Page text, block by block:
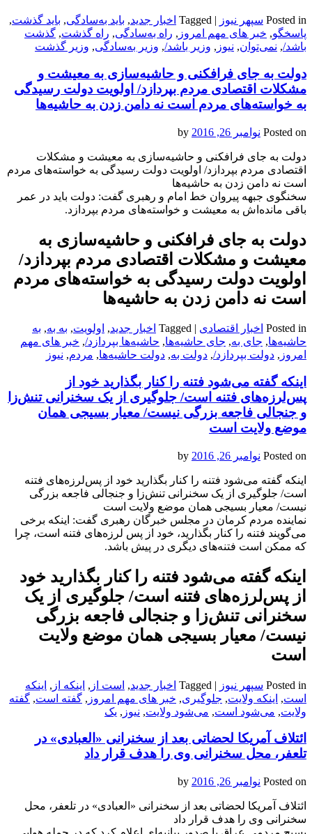
Posted in سپهر نیوز |
Tagged اخبار جدید, باید به‌سادگی, باید گذشت,
پاسخگو, خبر های مهم امروز , راه به‌سادگی, راه گذشت, گذشت
باشد/, نمی‌توان, نیوز , وزیر باشد/, وزیر به‌سادگی, وزیر گذشت
دولت به جای فرافکنی و حاشیه‌سازی به معیشت و
مشکلات اقتصادی مردم بپردازد/ اولویت دولت رسیدگی
به خواسته‌های مردم است نه دامن زدن به حاشیه‌ها
Posted on نوامبر 26, 2016
دولت به جای فرافکنی و حاشیه‌سازی به معیشت و مشکلات
اقتصادی مردم بپردازد/ اولویت دولت رسیدگی به خواسته‌های مردم
است نه دامن زدن به حاشیه‌ها
سخنگوی جبهه پیروان خط امام و رهبری گفت: دولت باید در عمر
باقی‌ مانده‌اش به معیشت و خواسته‌های مردم بپردازد.
دولت به جای فرافکنی و حاشیه‌سازی به
معیشت و مشکلات اقتصادی مردم بپردازد/
اولویت دولت رسیدگی به خواسته‌های مردم
است نه دامن زدن به حاشیه‌ها
Posted in اخبار اقتصادی Tagged اخبار جدید, اولویت, به به, به
حاشیه‌ها, جای به, جای حاشیه‌ها, حاشیه‌ها بپردازد/, خبر های مهم
امروز , دولت بپردازد/, دولت به, دولت حاشیه‌ها, مردم, نیوز
اینکه گفته می‌‌‌‌شود فتنه را کنار بگذارید خود از
پس‌‌‌لرزه‌های فتنه است/ جلوگیری از یک سخنرانی تنش‌زا
و جنجالی فاجعه بزرگی نیست/ معیار بسیجی همان
موضع ولایت است
Posted on نوامبر 26, 2016
اینکه گفته می‌‌‌‌شود فتنه را کنار بگذارید خود از پس‌‌‌لرزه‌های فتنه
است/ جلوگیری از یک سخنرانی تنش‌زا و جنجالی فاجعه بزرگی
نیست/ معیار بسیجی همان موضع ولایت است
نماینده مردم کرمان در مجلس خبرگان رهبری گفت: اینکه برخی
می‌گویند فتنه را کنار بگذارید، خود از پس لرزه‌های فتنه است، چرا
که ممکن است فتنه‌های دیگری در پیش باشد.
اینکه گفته می‌‌‌‌شود فتنه را کنار بگذارید خود
از پس‌‌‌لرزه‌های فتنه است/ جلوگیری از یک
سخنرانی تنش‌زا و جنجالی فاجعه بزرگی
نیست/ معیار بسیجی همان موضع ولایت
است
Posted in سپهر نیوز |
Tagged اخبار جدید, است از , اینکه از , اینکه
است, اینکه ولایت, جلوگیری, خبر های مهم امروز , گفته است, گفته
ولایت, می‌‌‌‌شود است, می‌‌‌‌شود ولایت, نیوز , یک
ائتلاف آمریکا لحضاتی بعد از سخنرانی «العبادی» در
تلعفر، محل سخنرانی‌ وی را هدف قرار داد
Posted on نوامبر 26, 2016
ائتلاف آمریکا لحضاتی بعد از سخنرانی «العبادی» در تلعفر، محل
سخنرانی‌ وی را هدف قرار داد